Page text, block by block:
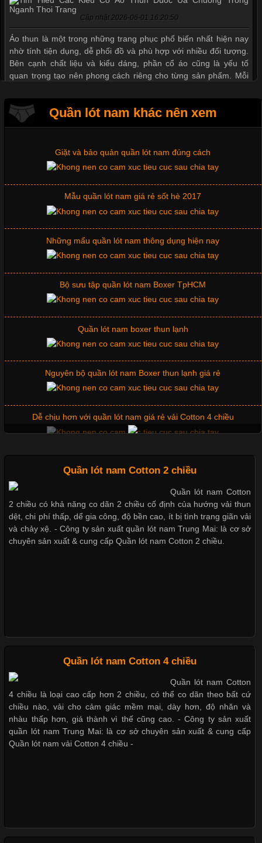
Cập nhật 2026-06-01 16:20:50
Áo thun là một trong những trang phục phổ biến nhất hiện nay
nhờ tính tiện dụng, dễ phối đồ và phù hợp với nhiều đối tượng.
Bên cạnh chất liệu và kiểu dáng, phần cổ áo cũng là yếu tố
quan trọng tạo nên phong cách riêng cho từng sản phẩm. Mỗi
Những Mẫu Áo Thun Đồng Phục Công Ty Được Ưa
Chuộng Hiện Nay
Cập nhật 2026-06-01 14:23:34
chuyên nghiệp đóng vai trò quan trọng đối với sự phát triển của
doanh nghiệp. Một trong những giải pháp hiệu quả được nhiều
đơn vị lựa chọn hiện nay là sử dụng áo thun đồng phục công ty.
Chất Liệu Lycra Có Gì Đặc Biệt Trong Ngành Thời Trang?
Cập nhật 2026-05-27 17:03:46
Vải Lycra Là Gì? Chất Liệu Co Giãn Được Ưa Chuộng Trong
Ngành May Mặc Trong ngành thời trang hiện đại, các loại vải có
khả năng co giãn tốt ngày càng được ưa chuộng nhằm mang lại
cảm giác thoải mái cho người mặc. Trong đó, vải Lycra là một
trong những chất liệu nổi bật nhờ độ đàn hồi cao,
Chất Liệu Bamboo Xu Hướng Mới Trong Ngành Thời Trang
Cập nhật 2026-05-21 14:59:25
Trong những năm gần đây, vải Bamboo đang trở thành một
Những Loại Vải Thun Thông Dụng Và Đặc Điểm Nổi Bật
Cập nhật 2026-05-20 14:58:56
Vải thun là một trong những chất liệu được sử dụng rộng rãi
nhất trong ngành thời trang nhờ đặc tính co giãn, mềm mại và
thoải mái khi mặc. Từ áo thun, đồ thể thao cho đến đồ lót nam,
vải thun luôn đóng vai trò quan trọng trong quá trình sản xuất.
Quần lót nam khác nên xem
Mẫu quần short quần lót nam nữ hè thu 2017
Thị hiều quần lót nam bơi lội nam và nữ 2017
Xu hướng thời trang trẻ và quần lót nam giá sỉ
Giặt và bảo quản quần lót nam đúng cách
Mẫu quần lót nam giá rẻ sốt hè 2017
Những mẩu quần lót nam thông dụng hiện nay
Bộ sưu tập quần lót nam Boxer TpHCM
Quần lót nam boxer thun lạnh
Nguyên bộ quần lót nam Boxer thun lạnh giá rẻ
Dễ chịu hơn với quần lót nam giá rẻ vải Cotton 4 chiều
Thị hiều quần lót nam bơi lội nam và nữ 2017
Mẫu quần lót nam giá rẻ sốt hè 2017
Những mẩu quần lót nam thông dụng hiện nay
Bộ sưu tập quần lót nam Boxer TpHCM
Quần lót nam Cotton 2 chiều
Quần lót nam Cotton
2 chiều có khả năng co dãn 2 chiều cố định của hướng vải thun
dệt, chi phí thấp, dể gia công, độ bền cao, ít bị tình trạng giãn vải
và chảy xệ. - Công ty sản xuất quần lót nam Trung Mai: là cơ sở
chuyên sản xuất & cung cấp Quần lót nam Cotton 2 chiều.
Quần lót nam Cotton 4 chiều
Quần lót nam Cotton
4 chiều là loại cao cấp hơn 2 chiều, có thể co dãn theo bất cứ
chiều nào, vải cho cảm giác mềm mại, dày hơn, độ nhăn và
nhàu thấp hơn, giá thành vì thế cũng cao. - Công ty sản xuất
quần lót nam Trung Mai: là cơ sở chuyên sản xuất & cung cấp
Quần lót nam vải Cotton 4 chiều -